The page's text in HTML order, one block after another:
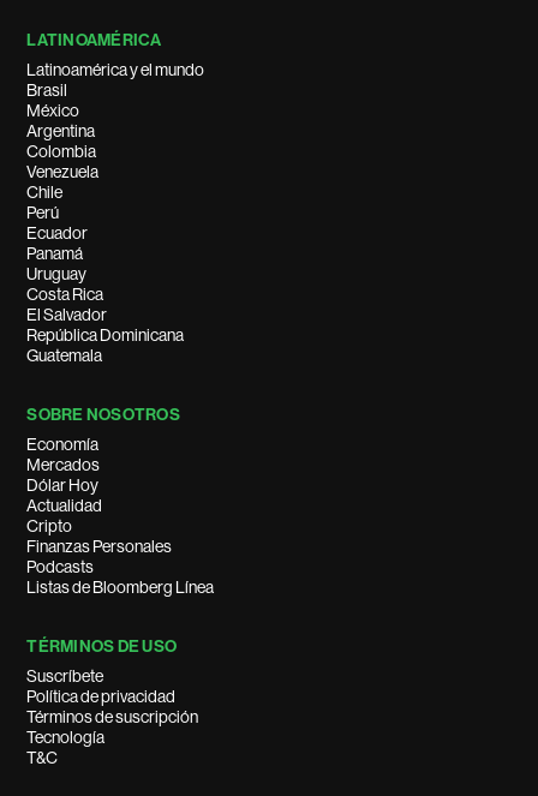
LATINOAMÉRICA
Latinoamérica y el mundo
Brasil
México
Argentina
Colombia
Venezuela
Chile
Perú
Ecuador
Panamá
Uruguay
Costa Rica
El Salvador
República Dominicana
Guatemala
SOBRE NOSOTROS
Economía
Mercados
Dólar Hoy
Actualidad
Cripto
Finanzas Personales
Podcasts
Listas de Bloomberg Línea
TÉRMINOS DE USO
Suscríbete
Política de privacidad
Términos de suscripción
Tecnología
T&C